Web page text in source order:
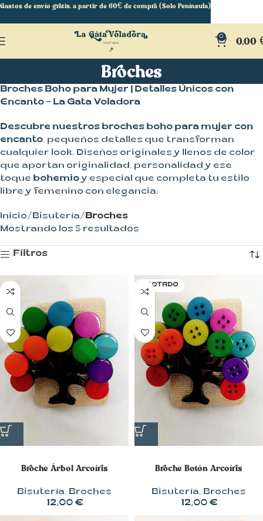
0 0,00
Broches
Broches Boho para Mujer | Detalles Únicos con
Encanto – La Gata Voladora
Descubre nuestros broches boho para mujer con
encanto, pequeños detalles que transforman
cualquier look. Diseños originales y llenos de color
que aportan originalidad, personalidad y ese
toque bohemioy especial que completa tu estilo
libre y femenino con elegancia.
Inicio Bisutería
Broches
Mostrando los 5 resultados
Filtros
Broche Árbol Arcoíris
Bisutería, Broches
12,00 €
AGOTADO
Broche Botón Arcoíris
Bisutería, Broches
12,00 €
Gastos de envío gratis, a partir de 60€ de compra (Solo Península)